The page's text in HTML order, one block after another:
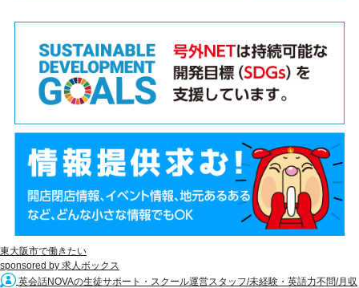
東大阪市で働きたい
sponsored by 求人ボックス
英会話NOVAの生徒サポート・スクール運営スタッフ/未経験・英語力不問/月収